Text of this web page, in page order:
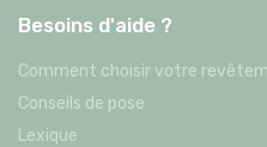
Besoins d'aide ?
Comment choisir votre
Conseils de pose
Lexique